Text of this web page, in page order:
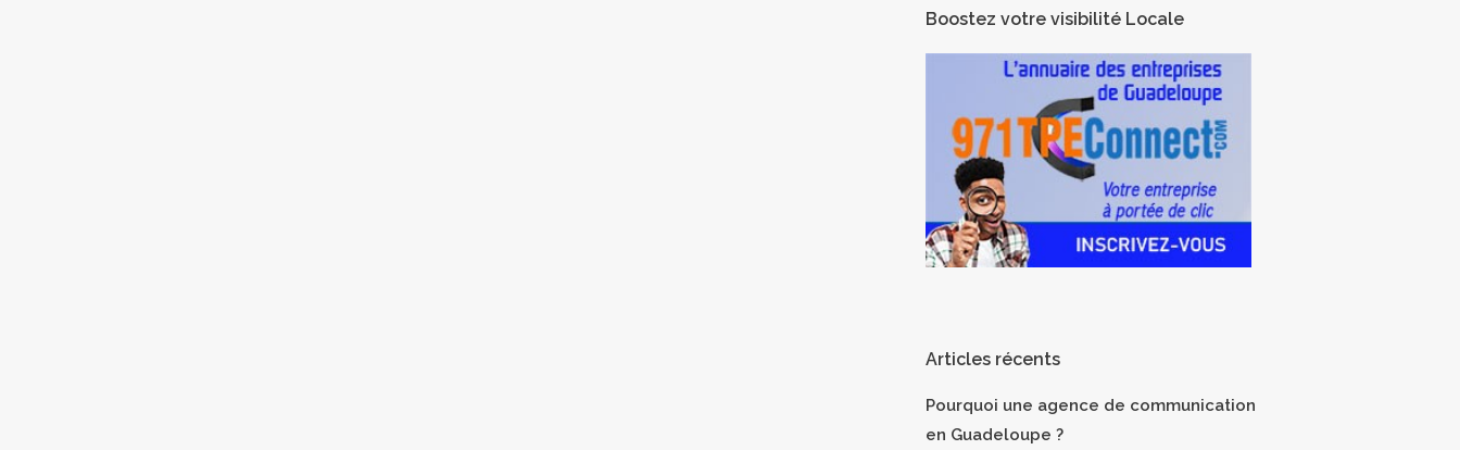
Boostez votre visibilité Locale
Articles récents
Pourquoi une agence de communication
en Guadeloupe ?